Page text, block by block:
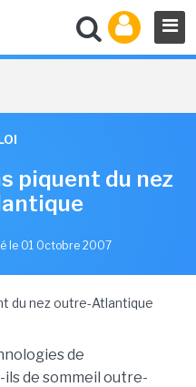
piquent du nez
le 01 Octobre 2007
de
de sommeil outre-